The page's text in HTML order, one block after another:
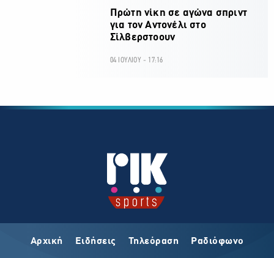
Πρώτη νίκη σε αγώνα σπριντ
για τον Αντονέλι στο
Σίλβερστοουν
04 ΙΟΥΛΙΟΥ - 17:16
Αρχική Ειδήσεις Τηλεόραση Ραδιόφωνο